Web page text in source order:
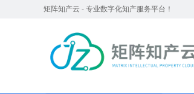
矩阵知产云 - 专业数字化知产服务平台！